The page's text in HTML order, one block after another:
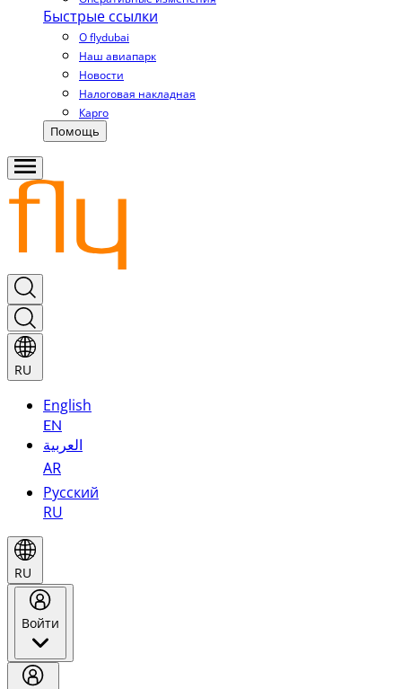
Быстрые ссылки
О flydubai
Наш авиапарк
Новости
Налоговая накладная
Карго
Помощь
RU
English
EN
العربية
AR
Русский
RU
RU
Войти